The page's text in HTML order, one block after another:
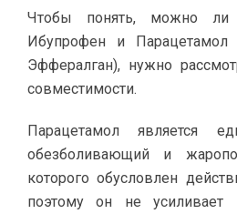
Чтобы понять, можно ли
Ибупрофен и Парацетамол
Эффералган), нужно
совместимости.
Парацетамол является
обезболивающий и
которого обусловлен
поэтому он не усиливает